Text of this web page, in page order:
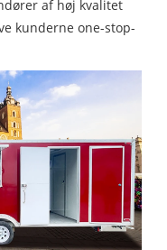
af høj kvalitet
kunderne one-stop-